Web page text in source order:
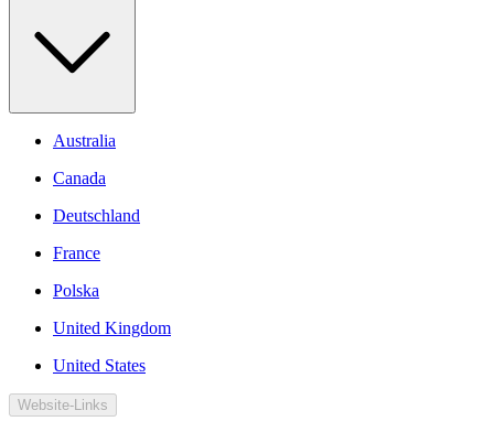
Australia
Canada
Deutschland
France
Polska
United Kingdom
United States
Website-Links